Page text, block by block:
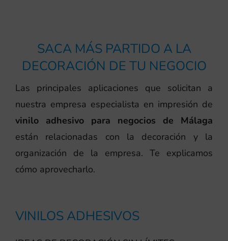
SACA MÁS PARTIDO A LA
DECORACIÓN DE TU NEGOCIO
Las principales aplicaciones que solicitan a
nuestra empresa especialista en impresión de
vinilo adhesivo para negocios de Málaga
están relacionadas con la decoración y la
organización de la empresa. Te explicamos
cómo aprovecharlo.
VINILOS ADHESIVOS